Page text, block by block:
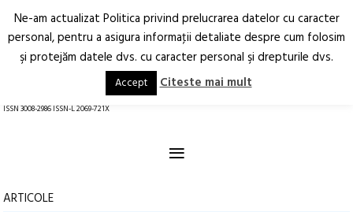
Arhitectură.
Oraș.
RO EN
ISSN 3008-2986 ISSN-L 2069-721X
≡
ARTICOLE
Ne-am actualizat Politica privind prelucrarea datelor cu caracter
personal, pentru a asigura informaţii detaliate despre cum folosim
şi protejăm datele dvs. cu caracter personal şi drepturile dvs.
Accept Citeste mai mult